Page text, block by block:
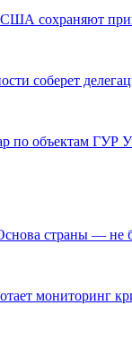
США сохраняют
соберет
по объектам ГУР
страны — не
мониторинг